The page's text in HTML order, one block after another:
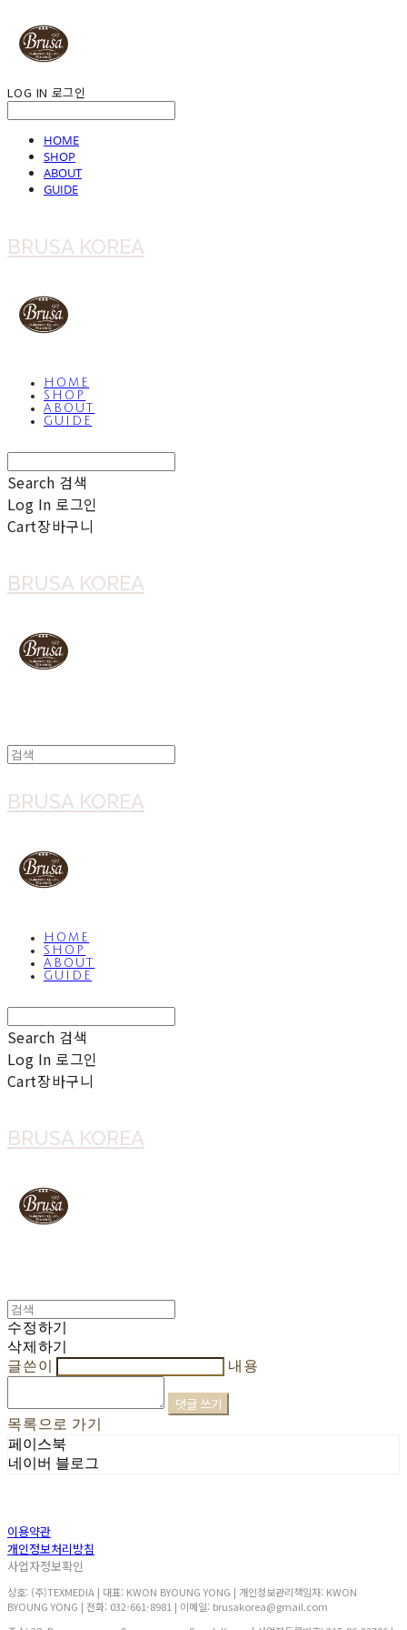
LOG IN 로그인
HOME
SHOP
ABOUT
GUIDE
BRUSA KOREA
HOME
SHOP
ABOUT
GUIDE
Search 검색
Log In 로그인
Cart장바구니
BRUSA KOREA
BRUSA KOREA
HOME
SHOP
ABOUT
GUIDE
Search 검색
Log In 로그인
Cart장바구니
BRUSA KOREA
수정하기
삭제하기
글쓴이
내용
댓글 쓰기
목록으로 가기
페이스북
네이버 블로그
이용약관
개인정보처리방침
사업자정보확인
상호: (주)TEXMEDIA | 대표: KWON BYOUNG YONG | 개인정보관리책임자: KWON
BYOUNG YONG | 전화: 032-661-8981 | 이메일: brusakorea@gmail.com